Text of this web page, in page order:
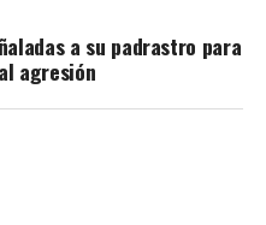
a su padrastro para
agresión